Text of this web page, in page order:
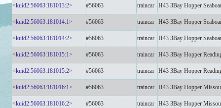
<kuid2:56063:181013:2> #56063 traincar H43 3Bay Hopper
<kuid2:56063:181014:1> #56063 traincar H43 3Bay Hopper
<kuid2:56063:181014:2> #56063 traincar H43 3Bay Hopper
<kuid2:56063:181015:1> #56063 traincar H43 3Bay Hopper
<kuid2:56063:181015:2> #56063 traincar H43 3Bay Hopper
<kuid2:56063:181016:1> #56063 traincar H43 3Bay Hopper
<kuid2:56063:181016:2> #56063 traincar H43 3Bay Hopper